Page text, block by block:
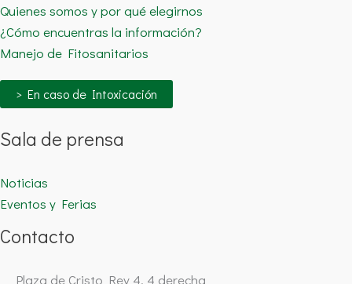
Quienes somos y por qué elegirnos
¿Cómo encuentras la información?
Manejo de Fitosanitarios
> En caso de Intoxicación
Sala de prensa
Noticias
Eventos y Ferias
Contacto
Plaza de Cristo Rey 4, 4 derecha